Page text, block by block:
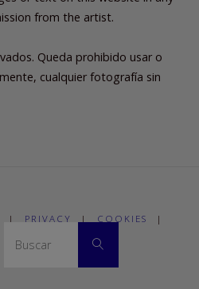
from the artist.
Queda prohibido usar o
cualquier fotografía sin
| PRIVACY | COOKIES |
Buscar